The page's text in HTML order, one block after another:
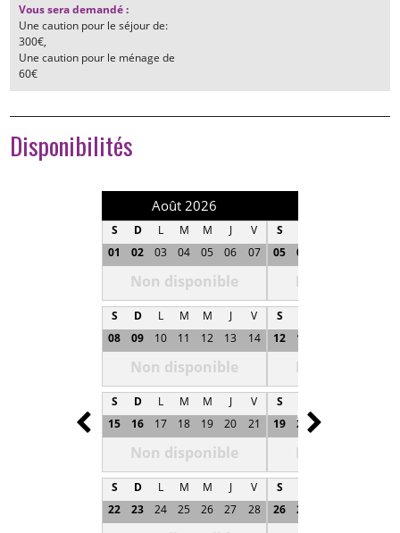
Vous sera demandé:
Une caution pour le séjour de:
300€
Une caution pour le ménage de
60€
Disponibilités
Août 2026
S D L M M J
V
01
02 03 04 05 06 07
Non disponible
S D L M M J
V
08
09 10 11 12 13 14
Non disponible
S D L M M J
V
15
16 17 18 19 20 21
Non disponible
S D L M M J
V
22
23 24 25 26 27 28
S
05
06
Non
S
12
13
Non
S
19
20 21
Non
S
26
27
Prev Next